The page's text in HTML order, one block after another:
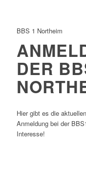
BBS 1 Northeim
DER
Hier gibt es die
Anmeldung bei der
Interesse!